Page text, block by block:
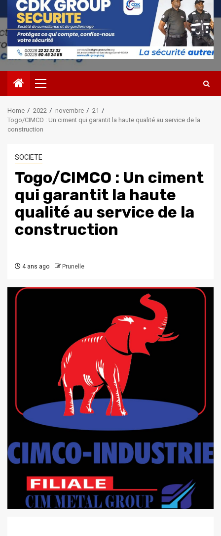
Primary
Menu
Home 2022 novembre
21
Togo/CIMCO : Un ciment qui garantit la haute qualité au service de la
construction
SOCIETE
Togo/CIMCO : Un ciment
qui garantit la haute
qualité au service de la
construction
4 ans ago Prunelle